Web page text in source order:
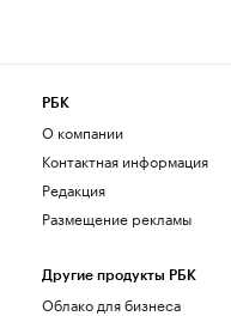
РБК
О компании
Контактная информация
Редакция
Размещение рекламы
Другие продукты РБК
Облако для бизнеса